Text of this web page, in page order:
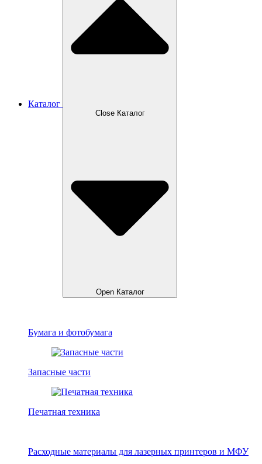
Каталог
Close Каталог
Open Каталог
Бумага и фотобумага
Запасные части
Печатная техника
Расходные материалы для лазерных принтеров и МФУ